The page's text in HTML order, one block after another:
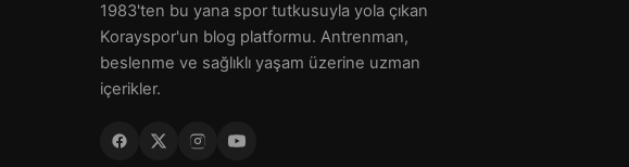
1983'ten bu yana spor tutkusuyla yola çıkan
Korayspor'un blog platformu. Antrenman,
beslenme ve sağlıklı yaşam üzerine uzman
içerikler.